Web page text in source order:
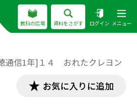
教科の広場 資料をさがす ログイン メニュー
通信1年]１４ おれたクレヨン
お気に入りに追加